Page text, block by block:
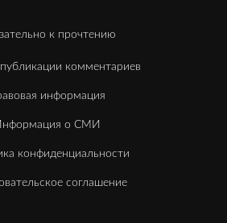
к прочтению
комментариев
информация
о СМИ
конфиденциальности
соглашение